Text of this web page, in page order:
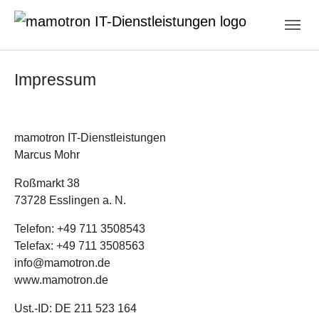
Impressum
mamotron IT-Dienstleistungen
Marcus Mohr
Roßmarkt 38
73728 Esslingen a. N.
Telefon: +49 711 3508543
Telefax: +49 711 3508563
info@mamotron.de
www.mamotron.de
Ust.-ID: DE 211 523 164